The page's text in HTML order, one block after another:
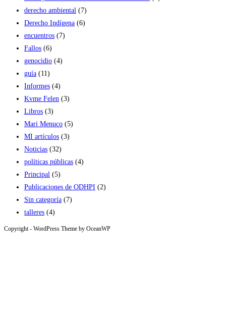
derecho ambiental (7)
Derecho Indígena (6)
encuentros (7)
Fallos (6)
genocidio (4)
guía (11)
Informes (4)
Kvme Felen (3)
Libros (3)
Mari Menuco (5)
MI artículos (3)
Noticias (32)
políticas públicas (4)
Principal (5)
Publicaciones de ODHPI (2)
Sin categoría (7)
talleres (4)
Copyright - WordPress Theme by OceanWP